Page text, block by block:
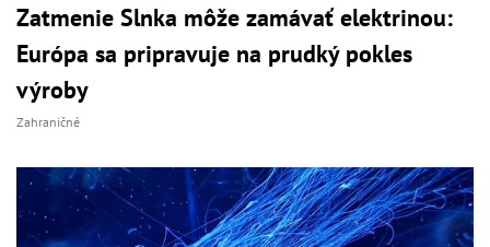
Zatmenie Slnka môže zamávať elektrinou:
Európa sa pripravuje na prudký pokles
výroby
Zahraničné